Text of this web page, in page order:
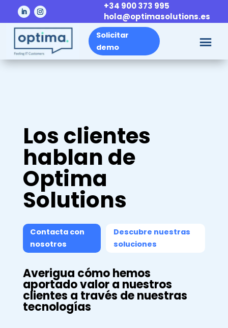
+34 900 373 995
hola@optimasolutions.es
Solicitar
demo
Los clientes
hablan de
Optima
Solutions
Contacta con
nosotros
Descubre nuestras
soluciones
Averigua cómo hemos
aportado valor a nuestros
clientes a través de nuestras
tecnologías